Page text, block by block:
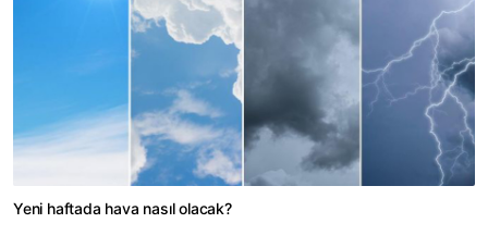
Yeni haftada hava nasıl olacak?